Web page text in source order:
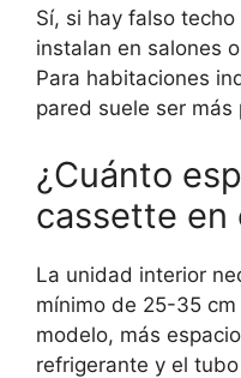
Sí, si hay falso
instalan en salones
Para habitaciones
pared suele ser
¿Cuánto
cassette en
La unidad interior
mínimo de 25-35
modelo, más
refrigerante y el